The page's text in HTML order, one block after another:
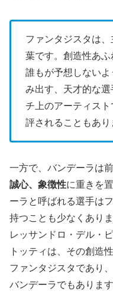
ファンタジスタは、
葉です。創造性あふ
誰もが予想しない
み出す、天才的な
チ上のアーティス
評されることもあり
一方で、バンデーラは前
誠心、象徴性に重きを
ーラと呼ばれる選手は
持つことも少なくあり
レッサンドロ・デル・
トッティは、その創造
ファンタジスタであり
バンデーラでもあります